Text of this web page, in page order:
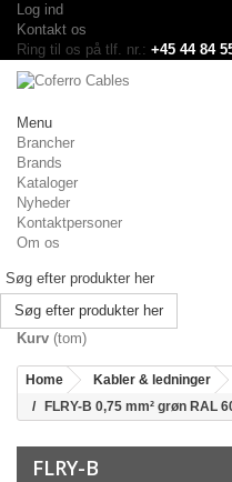
Log ind
Kontakt os
Ring til os på tlf. nr.: +45 44 84
Menu
Brancher
Brands
Kataloger
Nyheder
Kontaktpersoner
Om os
Søg efter produkter her
Kurv (tom)
Home Kabler & ledninger
FLRY-B 0,75 mm² grøn RAL
FLRY-B